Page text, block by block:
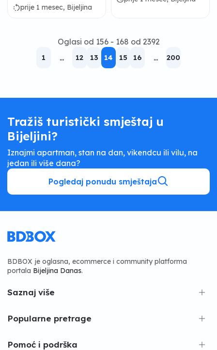
rotate_leftprije 1 mesec, Bijeljina
Oglasi od 156 - 168 od 2392
1 ... 12 13 14 15 16 ... 200
Tražiš turistički smještaj u
Bijeljini?
Iznajmi apartman, stan na dan, vikendcu ili vilu, na
jedan ili više dana?
Pogledaj ponudu smještaja
BDBOX je oglasna, ecommerce i community platforma
portala Bijeljina Danas.
Saznaj više
Popularne pretrage
Pomoć i podrška